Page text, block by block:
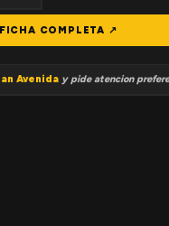
COMPLETA ↗
Avenida y pide atencion